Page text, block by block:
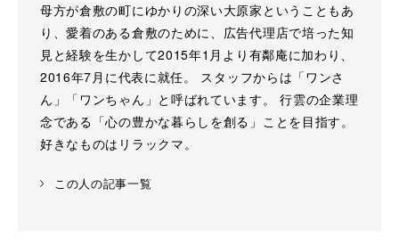
母方が倉敷の町にゆかりの深い大原家ということもあ
り、愛着のある倉敷のために、広告代理店で培った知
見と経験を生かして2015年1月より有鄰庵に加わり、
2016年7月に代表に就任。 スタッフからは「ワンさ
ん」「ワンちゃん」と呼ばれています。 行雲の企業理
念である「心の豊かな暮らしを創る」ことを目指す。
好きなものはリラックマ。
この人の記事一覧